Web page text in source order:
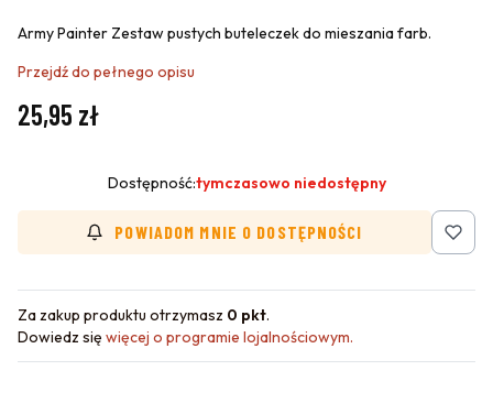
Army Painter Zestaw pustych buteleczek do mieszania farb.
Przejdź do pełnego opisu
Cena
25,95 zł
Dostępność:tymczasowo niedostępny
POWIADOM MNIE O DOSTĘPNOŚCI
Za zakup produktu otrzymasz 0 pkt.
Dowiedz się więcej o programie lojalnościowym.